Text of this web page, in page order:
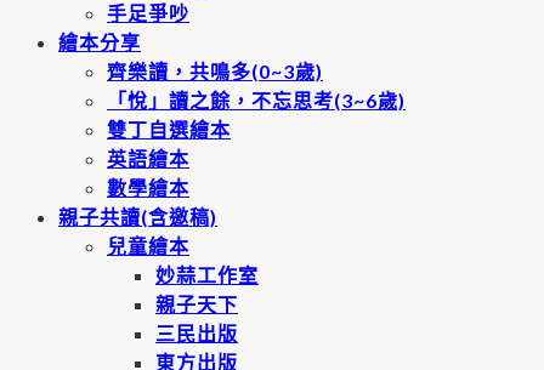
手足爭吵
繪本分享
齊樂讀，共鳴多(0~3歲)
「悅」讀之餘，不忘思考(3~6歲)
雙丁自選繪本
英語繪本
數學繪本
親子共讀(含邀稿)
兒童繪本
妙蒜工作室
親子天下
三民出版
東方出版